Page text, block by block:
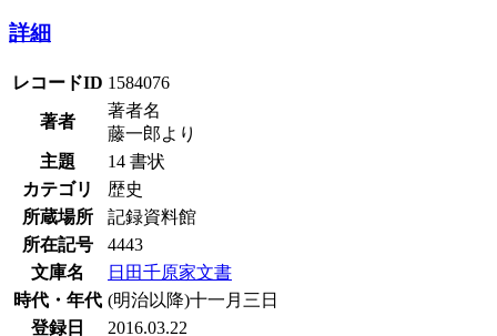
詳細
レコードID 1584076
著者
著者名
藤一郎より
主題
14 書状
カテゴリ
歴史
所蔵場所
記録資料館
所在記号
4443
文庫名
日田千原家文書
時代・年代 (明治以降)十一月三日
登録日
2016.03.22